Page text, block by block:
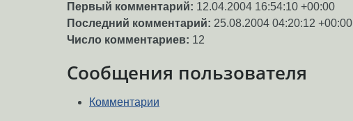
Первый комментарий: 12.04.2004 16:54:10 +00:00
Последний комментарий: 25.08.2004 04:20:12 +00:00
Число комментариев: 12
Сообщения пользователя
Комментарии